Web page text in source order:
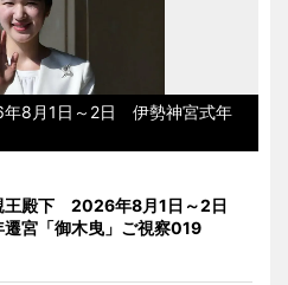
8月1日～2日 伊勢神宮式年
王殿下 2026年8月1日～2日
遷宮「御木曳」ご視察019